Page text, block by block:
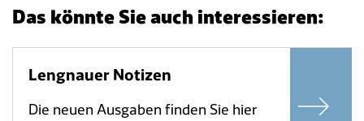
Das könnte Sie auch interessieren:
Lengnauer Notizen
Die neuen Ausgaben finden Sie hier